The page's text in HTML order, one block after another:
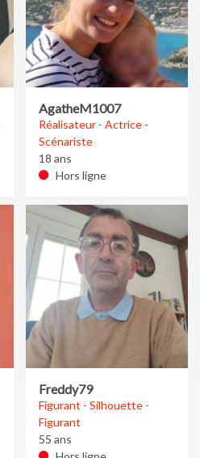
AgatheM1007
Réalisateur - Actrice -
Scénariste
18 ans
Hors ligne
Freddy79
Figurant - Silhouette -
Figurant
55 ans